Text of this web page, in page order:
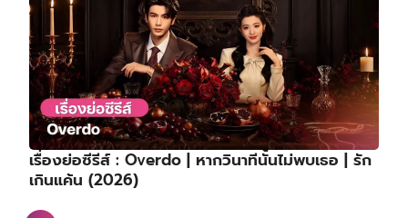
เรื่องย่อซีรีส์ : Overdo | หากวินาทีนั้นไม่พบเธอ | รัก
เกินแค้น (2026)